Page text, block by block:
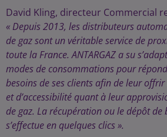
David Kling, directeur Commercial
« Depuis 2013, les distributeurs
de gaz sont un véritable service de
toute la France. ANTARGAZ a su
modes de consommations pour
besoins de ses clients afin de leur
et d’accessibilité quant à leur
de gaz. La récupération ou le dépôt de
s’effectue en quelques clics ».